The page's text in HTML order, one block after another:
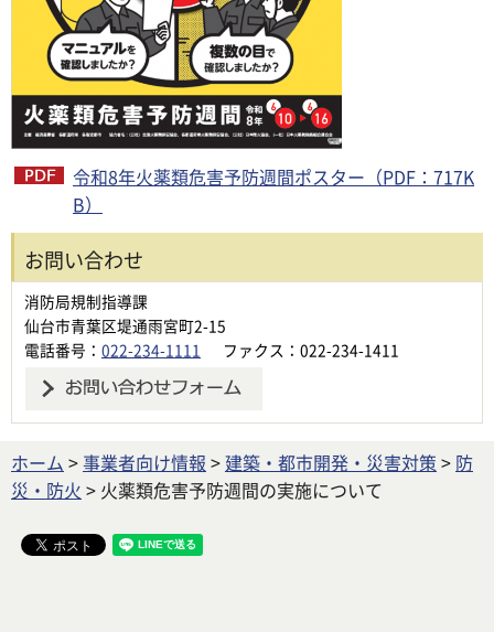
令和8年火薬類危害予防週間ポスター（PDF：717K
B）
お問い合わせ
消防局規制指導課
仙台市青葉区堤通雨宮町2-15
電話番号： 022-234-1111 ファクス：022-234-1411
ホーム >事業者向け情報 >建築・都市開発・災害対策 > 防
災・防火 > 火薬類危害予防週間の実施について